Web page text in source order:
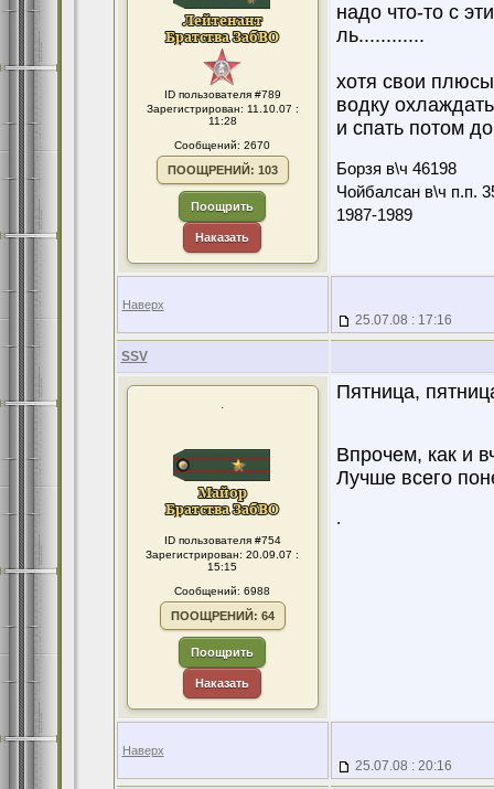
ID пользователя #789
Зарегистрирован: 11.10.07 :
11:28
Сообщений: 2670
ПООЩРЕНИЙ: 103
Поощрить
Наказать
надо что-то с
ль............
хотя свои
водку
и спать потом
Борзя в\ч 46198
Чойбалсан в\ч п.п.
1987-1989
Наверх
25.07.08 : 17:16
SSV
.
ID пользователя #754
Зарегистрирован: 20.09.07 :
15:15
Сообщений: 6988
ПООЩРЕНИЙ: 64
Поощрить
Наказать
Пятница,
Впрочем, как и
Лучше всего
.
Наверх
25.07.08 : 20:16